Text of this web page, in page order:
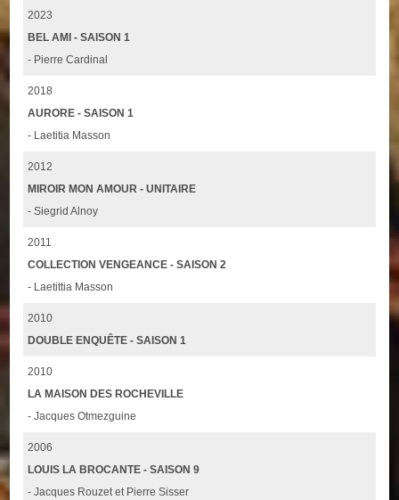
2023
BEL AMI - SAISON 1
- Pierre Cardinal
2018
AURORE - SAISON 1
- Laetitia Masson
2012
MIROIR MON AMOUR - UNITAIRE
- Siegrid Alnoy
2011
COLLECTION VENGEANCE - SAISON 2
- Laetittia Masson
2010
DOUBLE ENQUÊTE - SAISON 1
2010
LA MAISON DES ROCHEVILLE
- Jacques Otmezguine
2006
LOUIS LA BROCANTE - SAISON 9
- Jacques Rouzet et Pierre Sisser